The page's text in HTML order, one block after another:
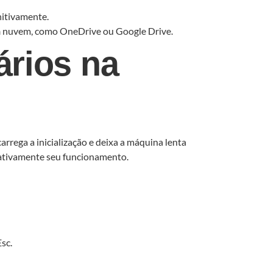
como OneDrive ou Google Drive.
na
a inicialização e deixa a máquina lenta
seu funcionamento.